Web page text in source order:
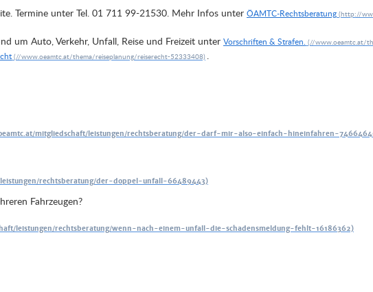
Termine unter Tel. 01 711 99-21530. Mehr Infos unter ÖAMTC-Rechtsberatung
um Auto, Verkehr, Unfall, Reise und Freizeit unter Vorschriften & Strafen.
.
Fahrzeugen?